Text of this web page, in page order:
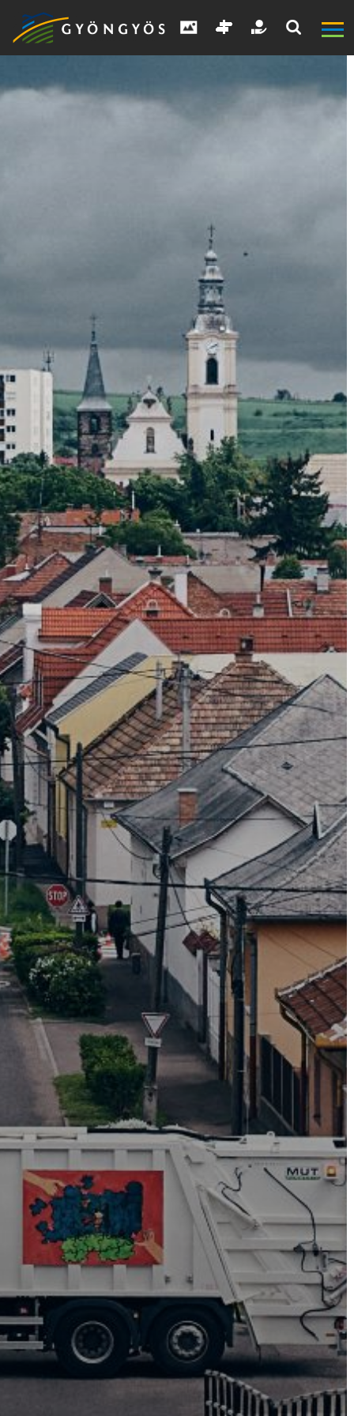
GYÖNGYÖS
VÁROS
ÉRTÉKTÁRA
VÁROSUNKRÓL
LAKOSSÁGI
INFORMÁCIÓK
HASZNOS
KVÍZ
A
VÁROS
PÉNZÜGYEI
KÖLTSÉGVETÉSI
RENDELETEK
AZ
ÉPÜLŐ
VÁROS
FEJLESZTÉSEK
KÖRNYEZETVÉDELEM
TELEPÜLÉSRENDEZÉS
STRATÉGIÁK
ÉS
KONCEPCIÓK
BEJELENTŐ